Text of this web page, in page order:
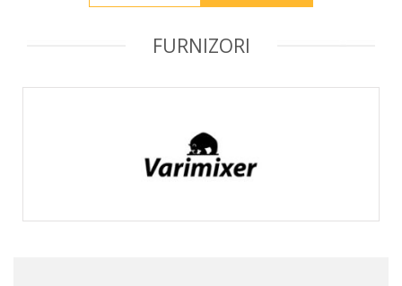
FURNIZORI